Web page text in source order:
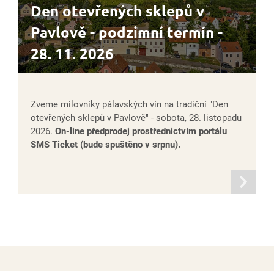
Den otevřených sklepů v
Pavlově - podzimní termín -
28. 11. 2026
Zveme milovníky pálavských vín na tradiční "Den
otevřených sklepů v Pavlově" - sobota, 28. listopadu
2026. On-line předprodej prostřednictvím portálu
SMS Ticket (bude spuštěno v srpnu).